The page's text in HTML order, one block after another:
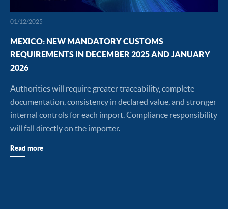
01/12/2025
MEXICO: NEW MANDATORY CUSTOMS
REQUIREMENTS IN DECEMBER 2025 AND JANUARY
2026
Authorities will require greater traceability, complete
documentation, consistency in declared value, and stronger
internal controls for each import. Compliance responsibility
will fall directly on the importer.
Read more